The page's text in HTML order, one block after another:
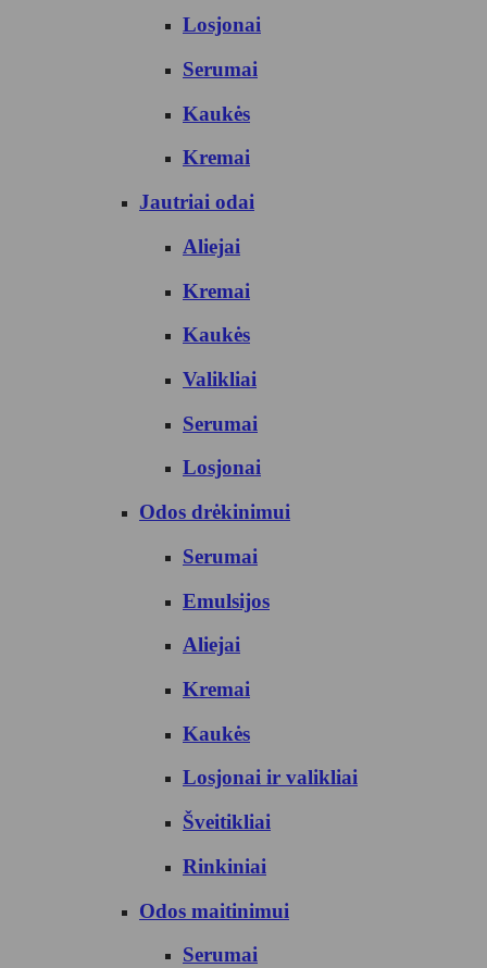
Losjonai
Serumai
Kaukės
Kremai
Jautriai odai
Aliejai
Kremai
Kaukės
Valikliai
Serumai
Losjonai
Odos drėkinimui
Serumai
Emulsijos
Aliejai
Kremai
Kaukės
Losjonai ir valikliai
Šveitikliai
Rinkiniai
Odos maitinimui
Serumai